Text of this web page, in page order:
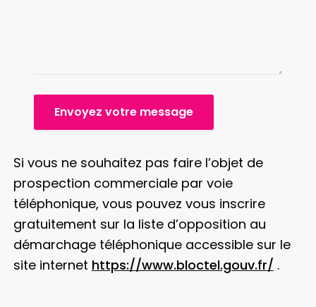
Envoyez votre message
Si vous ne souhaitez pas faire l’objet de
prospection commerciale par voie
téléphonique, vous pouvez vous inscrire
gratuitement sur la liste d’opposition au
démarchage téléphonique accessible sur le
site internet https://www.bloctel.gouv.fr/ .